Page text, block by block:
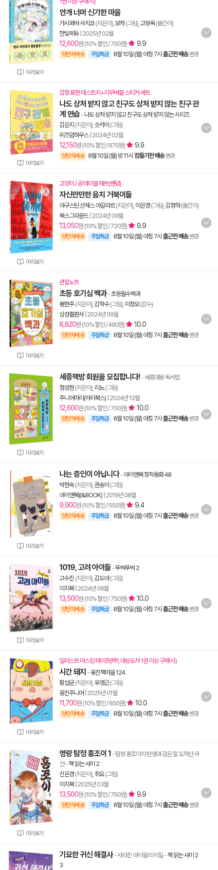
미리보기
안개 너머 신기한 마을
가시와바 사치코(지은이), 모차(그림), 고향옥(옮긴이)
한빛에듀| 2025년 02월
12,600원 (10% 할인 / 700원) 9.9
양탄자배송 주말특급 8월 10일 (월) 아침 7시 출근전 배송 변경
미리보기
감정 표현 테스트지+리무버블 스티커 세트
나도 상처 받지 않고 친구도 상처 받지 않는 친구 관
계 연습 - 나도 상처 받지 않고 친구도 상처 받지 않는 시리즈
김은지 (지은이), 슷카이 (그림)
위즈덤하우스| 2024년 02월
12,150원 (10% 할인 / 670원) 9.9
양탄자배송 8월 10일 (월) 밤 11시 잠들기전 배송 변경
미리보기
고양이 / 곰 테이블 매트(랜덤)
자신만만한 음치 거북이들
아구스틴 산체스 아길라르(지은이), 이은경 (그림), 김정하(옮긴이)
북스그라운드| 2024년 09월
13,050원 (10% 할인 / 720원) 9.9
양탄자배송 주말특급 8월 10일 (월) 아침 7시 출근전 배송 변경
미리보기
관찰노트
초등 호기심 백과-초등필수백과
봉현주(지은이), 김학수(그림), 이정모(감수)
삼성출판사| 2024년 09월
8,820원 (10% 할인 / 490원) 10.0
양탄자배송 주말특급 8월 10일 (월) 아침 7시 출근전 배송 변경
미리보기
세종책방 회원을 모집합니다! - 세종대왕 독서법
정성현 (지은이), 리노(그림)
주니어마리(마리북스) 2024년 12월
12,600원 (10% 할인 / 700원) 10.0
양탄자배송 주말특급 8월 10일 (월) 아침 7시 출근전 배송 변경
미리보기
나는 증인이 아닙니다- 아이앤북 창작동화 48
박현숙(지은이), 권송이 (그림)
아이앤북(I&BOOK) 2019년 08월
9,900원 (10% 할인 / 550원) 9.4
양탄자배송 주말특급 8월 10일 (월) 아침 7시 출근전 배송 변경
미리보기
1019, 고려 아이들 -뚜벅뚜벅 2
고수진 (지은이), 김도아(그림)
이지북| 2024년 08월
13,500원 (10% 할인 / 750원) 10.0
양탄자배송 주말특급 8월 10일 (월) 아침 7시 출근전 배송 변경
미리보기
일러스트 마스킹 테이프(택1, 대상도서 1권 이상 구매 시)
시간 돼지 -웅진책마을 124
황섭균(지은이), 유영근(그림)
웅진주니어 2025년 01월
11,700원 (10% 할인 / 650원) 10.0
양탄자배송 주말특급 8월 10일 (월) 아침 7시 출근전 배송 변경
미리보기
명랑 탐정 홍조이 1 - 탐정 홍조이의 탄생과 검은 말 도적단 사
건- 책 읽는 샤미 2
신은경 (지은이), 휘요(그림)
이지북| 2025년 03월
13,500원 (10% 할인 / 750원) 9.9
양탄자배송 주말특급 8월 10일 (월) 아침 7시 출근전 배송 변경
기묘한 귀신 해결사- 사라진 아이들의 비밀 - 책 읽는 샤미 2
3